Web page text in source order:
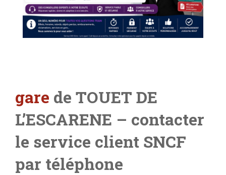
gare de TOUET DE
L’ESCARENE – contacter
le service client SNCF
par téléphone